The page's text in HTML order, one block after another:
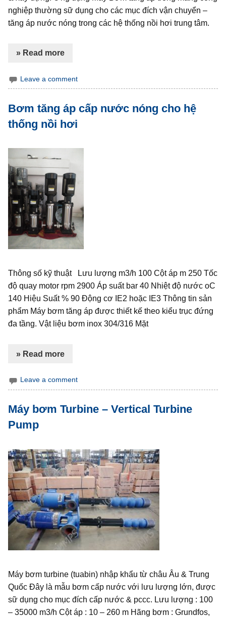
nghiệp thường sữ dụng cho các mục đích vận chuyển –
tăng áp nước nóng trong các hệ thống nồi hơi trung tâm.
» Read more
Leave a comment
Bơm tăng áp cấp nước nóng cho hệ
thống nồi hơi
Thông số kỹ thuật Lưu lượng m3/h 100 Cột áp m 250 Tốc
độ quay motor rpm 2900 Áp suất bar 40 Nhiệt độ nước oC
140 Hiệu Suất % 90 Động cơ IE2 hoặc IE3 Thông tin sản
phẩm Máy bơm tăng áp được thiết kế theo kiểu trục đứng
đa tầng. Vật liệu bơm inox 304/316 Mặt
» Read more
Leave a comment
Máy bơm Turbine – Vertical Turbine
Pump
Máy bơm turbine (tuabin) nhập khẩu từ châu Âu & Trung
Quốc Đây là mẫu bơm cấp nước với lưu lượng lớn, được
sữ dụng cho mục đích cấp nước & pccc. Lưu lượng : 100
– 35000 m3/h Cột áp : 10 – 260 m Hãng bơm : Grundfos,